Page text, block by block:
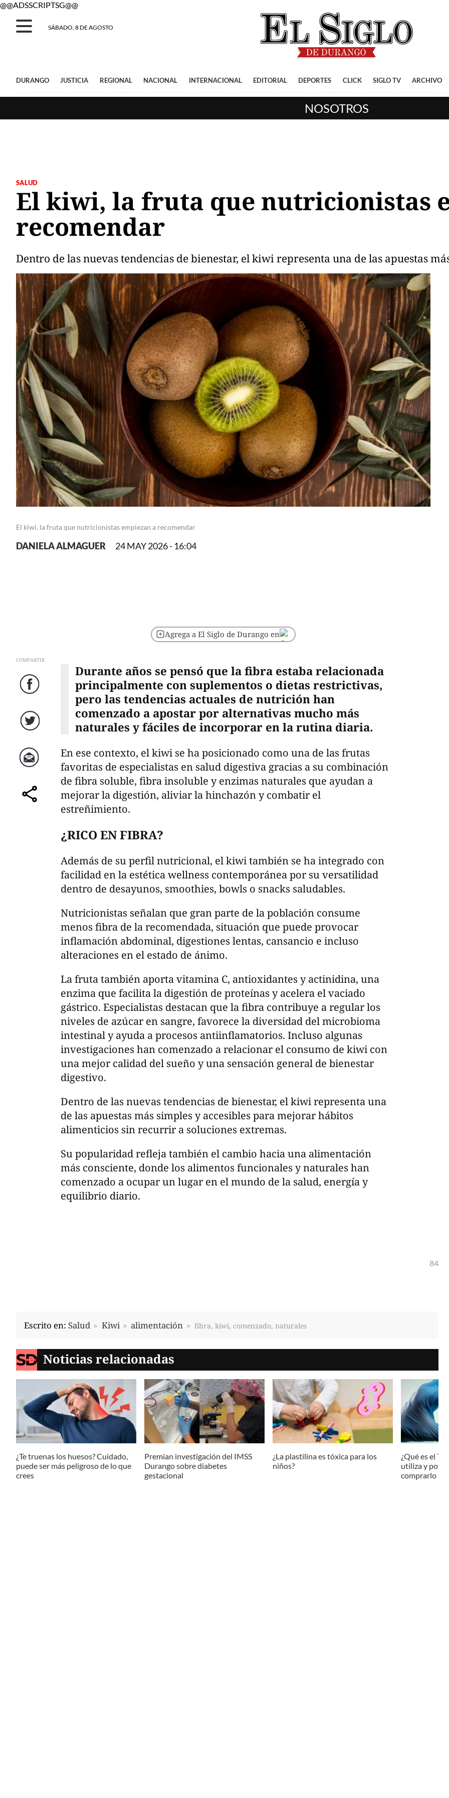
@@ADSSCRIPTSG@@
SÁBADO, 8 DE AGOSTO
DURANGO JUSTICIA REGIONAL NACIONAL INTERNACIONAL EDITORIAL DEPORTES CLICK SIGLO TV ARCHIVO
NOSOTROS
SALUD
El kiwi, la fruta que nutricionistas
recomendar
Dentro de las nuevas tendencias de bienestar, el kiwi representa una de las apuestas
El kiwi, la fruta que nutricionistas empiezan a recomendar
DANIELA ALMAGUER 24 MAY 2026 - 16:04
Agrega a El Siglo de Durango en
COMPARTIR
Facebook
Twitter
Correo
comparte
Durante años se pensó que la fibra estaba relacionada
principalmente con suplementos o dietas restrictivas,
pero las tendencias actuales de nutrición han
comenzado a apostar por alternativas mucho más
naturales y fáciles de incorporar en la rutina diaria.
En ese contexto, el kiwi se ha posicionado como una de las frutas
favoritas de especialistas en salud digestiva gracias a su combinación
de fibra soluble, fibra insoluble y enzimas naturales que ayudan a
mejorar la digestión, aliviar la hinchazón y combatir el
estreñimiento.
¿RICO EN FIBRA?
Además de su perfil nutricional, el kiwi también se ha integrado con
facilidad en la estética wellness contemporánea por su versatilidad
dentro de desayunos, smoothies, bowls o snacks saludables.
Nutricionistas señalan que gran parte de la población consume
menos fibra de la recomendada, situación que puede provocar
inflamación abdominal, digestiones lentas, cansancio e incluso
alteraciones en el estado de ánimo.
La fruta también aporta vitamina C, antioxidantes y actinidina, una
enzima que facilita la digestión de proteínas y acelera el vaciado
gástrico. Especialistas destacan que la fibra contribuye a regular los
niveles de azúcar en sangre, favorece la diversidad del microbioma
intestinal y ayuda a procesos antiinflamatorios. Incluso algunas
investigaciones han comenzado a relacionar el consumo de kiwi con
una mejor calidad del sueño y una sensación general de bienestar
digestivo.
Dentro de las nuevas tendencias de bienestar, el kiwi representa una
de las apuestas más simples y accesibles para mejorar hábitos
alimenticios sin recurrir a soluciones extremas.
Su popularidad refleja también el cambio hacia una alimentación
más consciente, donde los alimentos funcionales y naturales han
comenzado a ocupar un lugar en el mundo de la salud, energía y
equilibrio diario.
84
Escrito en: Salud Kiwi alimentación fibra, kiwi, comenzado, naturales
Noticias relacionadas
¿Te truenas los huesos? Cuidado,
puede ser más peligroso de lo que
crees
Premian investigación del IMSS
Durango sobre diabetes
gestacional
¿La plastilina es tóxica para los
niños?
¿Qué es el
utiliza y por
comprarlo sin